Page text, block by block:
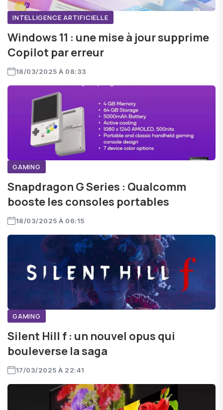
INTELLIGENCE ARTIFICIELLE
Windows 11 : une mise à jour supprime
Copilot par erreur
18/03/2025 À 08:33
GAMING
Snapdragon G Series : Qualcomm
booste les consoles portables
18/03/2025 À 06:15
GAMING
Silent Hill f : un nouvel opus qui
bouleverse la saga
17/03/2025 À 22:41